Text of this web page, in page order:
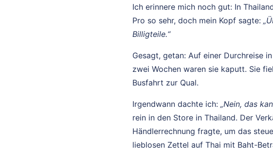
Ich erinnere mich noch gut: In
Pro so sehr, doch mein Kopf sagte:
Billigteile.“
Gesagt, getan: Auf einer Durchreise
zwei Wochen waren sie kaputt. Sie
Busfahrt zur Qual.
Irgendwann dachte ich: „Nein, das
rein in den Store in Thailand. Der
Händlerrechnung fragte, um das
lieblosen Zettel auf Thai mit Baht-